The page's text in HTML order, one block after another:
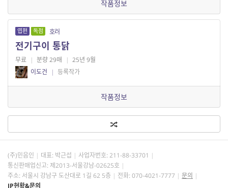
작품정보
엽편 독점 호러
전기구이 통닭
무료 | 분량 29매 | 25년 9월
이도건
| 등록작가
작품정보
(주)민음인 대표: 박근섭 사업자번호: 211-88-33701
통신판매업신고: 제2013-서울강남-02625호
주소: 서울시 강남구 도산대로 1길 62 5층
전화: 070-4021-7777
문의
IP현황&문의